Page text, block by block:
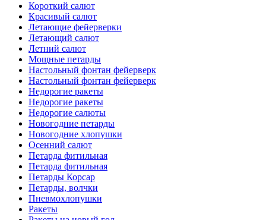
Короткий салют
Красивый салют
Летающие фейерверки
Летающий салют
Летний салют
Мощные петарды
Настольный фонтан фейерверк
Настольный фонтан фейерверк
Недорогие ракеты
Недорогие ракеты
Недорогие салюты
Новогодние петарды
Новогодние хлопушки
Осенний салют
Петарда фитильная
Петарда фитильная
Петарды Корсар
Петарды, волчки
Пневмохлопушки
Ракеты